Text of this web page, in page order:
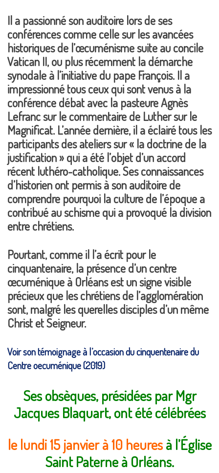
Il a passionné son auditoire lors de ses
conférences comme celle sur les avancées
historiques de l’œcuménisme suite au concile
Vatican II, ou plus récemment la démarche
synodale à l’initiative du pape François. Il a
impressionné tous ceux qui sont venus à la
conférence débat avec la pasteure Agnès
Lefranc sur le commentaire de Luther sur le
Magnificat. L’année dernière, il a éclairé tous les
participants des ateliers sur « la doctrine de la
justification » qui a été l’objet d’un accord
récent luthéro-catholique. Ses connaissances
d’historien ont permis à son auditoire de
comprendre pourquoi la culture de l’époque a
contribué au schisme qui a provoqué la division
entre chrétiens.
Pourtant, comme il l’a écrit pour le
cinquantenaire, la présence d’un centre
œcuménique à Orléans est un signe visible
précieux que les chrétiens de l’agglomération
sont, malgré les querelles disciples d’un même
Christ et Seigneur.
Voir son témoignage à l’occasion du cinquentenaire du
Centre oecuménique (2019)
Ses obsèques, présidées par Mgr
Jacques Blaquart, ont été célébrées
le lundi 15 janvier à 10 heuresà l’Église
Saint Paterne à Orléans.